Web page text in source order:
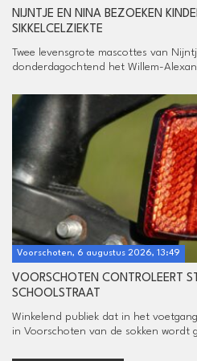
NIJNTJE EN NINA BEZOEKEN
SIKKELCELZIEKTE
Twee levensgrote mascottes van
donderdagochtend het Willem-
Voorschoten, 6 augustus 2026, 13:49
VOORSCHOTEN CONTROLEERT
SCHOOLSTRAAT
Winkelend publiek dat in het
in Voorschoten van de sokken wordt